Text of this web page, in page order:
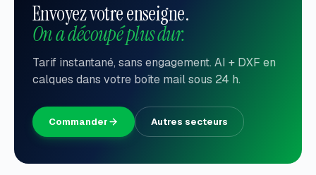
Envoyez votre enseigne.
On a découpé plus dur.
Tarif instantané, sans engagement. AI + DXF en
calques dans votre boîte mail sous 24 h.
Commander Autres secteurs